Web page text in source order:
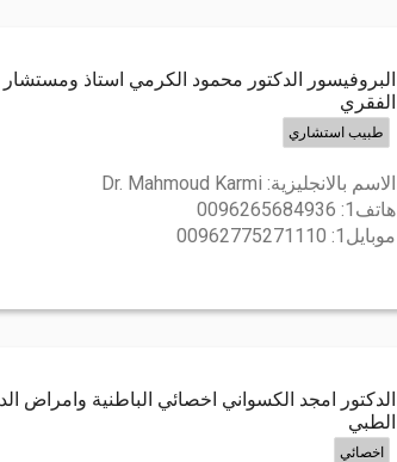
البروفيسور الدكتور محمود الكرمي استاذ
الفقري
طبيب استشاري
الاسم بالانجليزية: Dr. Mahmoud Karmi
هاتف1:
0096265684936
موبايل1:
00962775271110
الدكتور امجد الكسواني اخصائي الباطنية وامراض
الطبي
اخصائي